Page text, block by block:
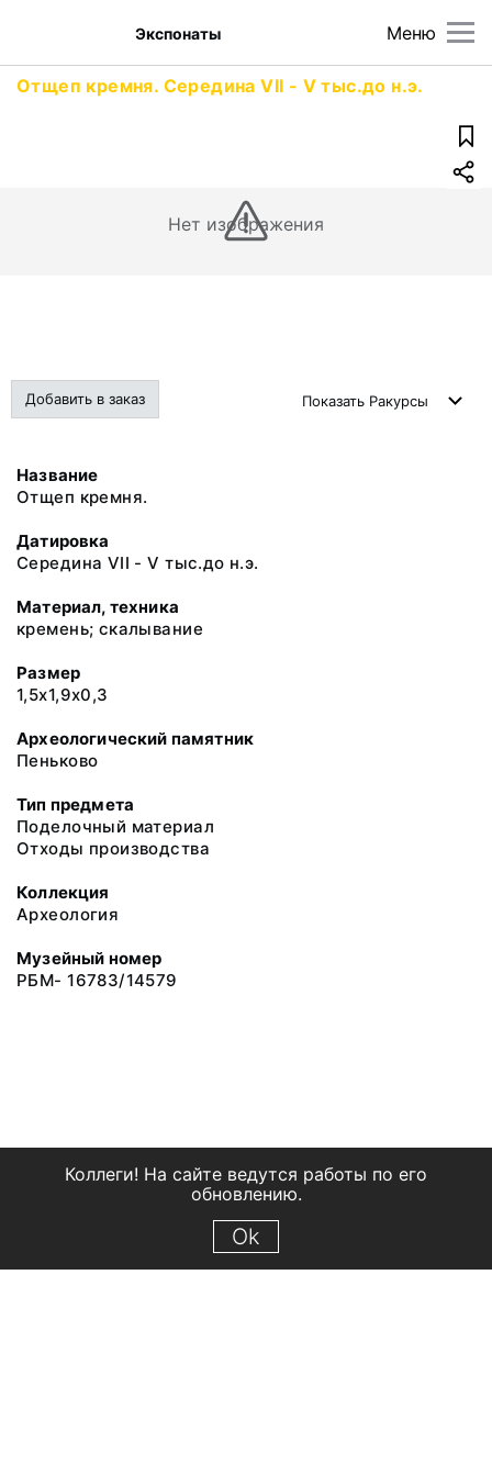
Меню
Экспонаты
Отщеп кремня. Середина VII - V тыс.до н.э.
Нет изображения
Добавить в заказ Показать Ракурсы
Название
Отщеп кремня.
Датировка
Середина VII - V тыс.до н.э.
Материал, техника
кремень; скалывание
Размер
1,5х1,9х0,3
Археологический памятник
Пеньково
Тип предмета
Поделочный материал
Отходы производства
Коллекция
Археология
Музейный номер
РБМ- 16783/14579
Коллеги! На сайте ведутся работы по его
обновлению.
Ok